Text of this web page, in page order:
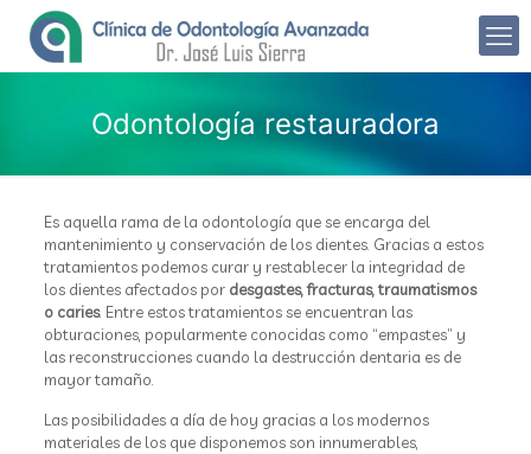
Odontología restauradora
Es aquella rama de la odontología que se encarga del
mantenimiento y conservación de los dientes. Gracias a estos
tratamientos podemos curar y restablecer la integridad de
los dientes afectados pordesgastes, fracturas, traumatismos
o caries. Entre estos tratamientos se encuentran las
obturaciones, popularmente conocidas como “empastes” y
las reconstrucciones cuando la destrucción dentaria es de
mayor tamaño.
Las posibilidades a día de hoy gracias a los modernos
materiales de los que disponemos son innumerables,